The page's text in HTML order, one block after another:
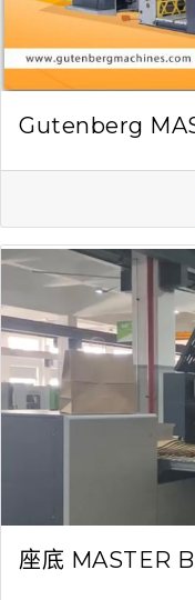
Gutenberg
座底 MASTER